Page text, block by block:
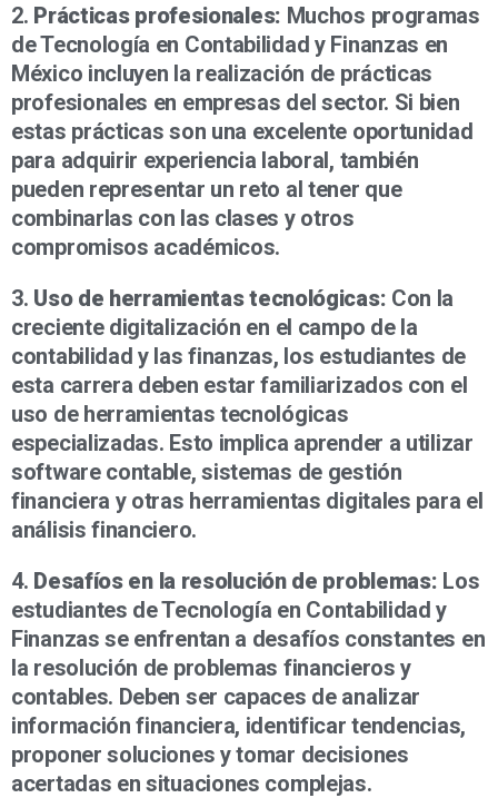
2. Prácticas profesionales: Muchos programas
de Tecnología en Contabilidad y Finanzas en
México incluyen la realización de prácticas
profesionales en empresas del sector. Si bien
estas prácticas son una excelente oportunidad
para adquirir experiencia laboral, también
pueden representar un reto al tener que
combinarlas con las clases y otros
compromisos académicos.
3. Uso de herramientas tecnológicas: Con la
creciente digitalización en el campo de la
contabilidad y las finanzas, los estudiantes de
esta carrera deben estar familiarizados con el
uso de herramientas tecnológicas
especializadas. Esto implica aprender a utilizar
software contable, sistemas de gestión
financiera y otras herramientas digitales para el
análisis financiero.
4. Desafíos en la resolución de problemas: Los
estudiantes de Tecnología en Contabilidad y
Finanzas se enfrentan a desafíos constantes en
la resolución de problemas financieros y
contables. Deben ser capaces de analizar
información financiera, identificar tendencias,
proponer soluciones y tomar decisiones
acertadas en situaciones complejas.